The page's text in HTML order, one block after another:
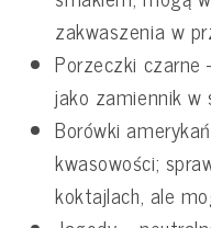
zakwaszenia w
Porzeczki czarne
jako zamiennik w
Borówki
kwasowości;
koktajlach, ale